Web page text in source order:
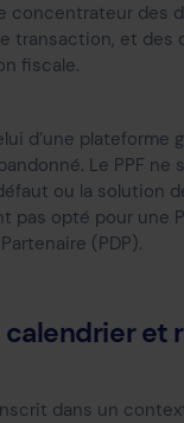
concentrateur des
transaction, et des
fiscale.
d’une plateforme
Le PPF ne
ou la solution
pas opté pour une
(PDP).
et
dans un